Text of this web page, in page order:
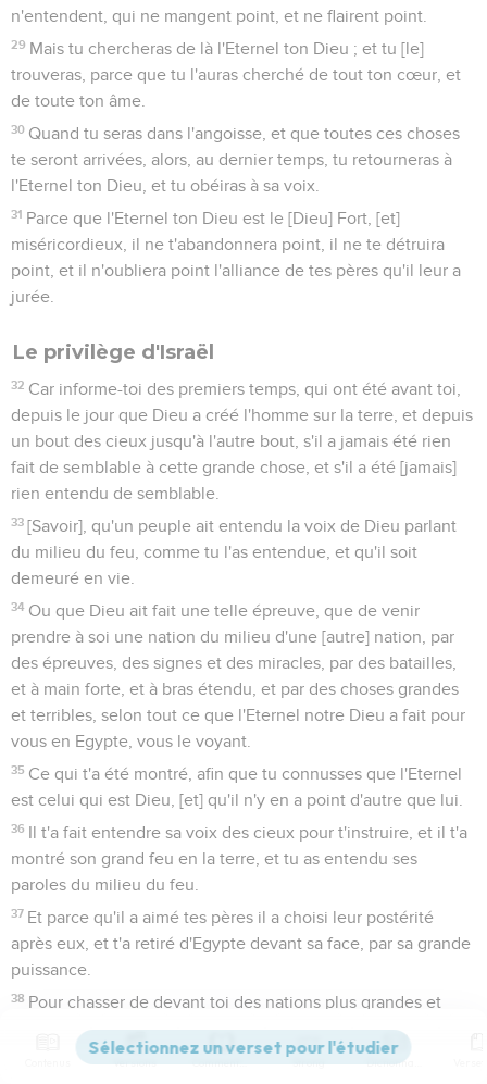
n'entendent, qui ne mangent point, et ne flairent point.
29 Mais tu chercheras de là l'Eternel ton Dieu ; et tu [le]
trouveras, parce que tu l'auras cherché de tout ton cœur, et
de toute ton âme.
30 Quand tu seras dans l'angoisse, et que toutes ces choses
te seront arrivées, alors, au dernier temps, tu retourneras à
l'Eternel ton Dieu, et tu obéiras à sa voix.
31 Parce que l'Eternel ton Dieu est le [Dieu] Fort, [et]
miséricordieux, il ne t'abandonnera point, il ne te détruira
point, et il n'oubliera point l'alliance de tes pères qu'il leur a
jurée.
Le privilège d'Israël
32 Car informe-toi des premiers temps, qui ont été avant toi,
depuis le jour que Dieu a créé l'homme sur la terre, et depuis
un bout des cieux jusqu'à l'autre bout, s'il a jamais été rien
fait de semblable à cette grande chose, et s'il a été [jamais]
rien entendu de semblable.
33 [Savoir], qu'un peuple ait entendu la voix de Dieu parlant
du milieu du feu, comme tu l'as entendue, et qu'il soit
demeuré en vie.
34 Ou que Dieu ait fait une telle épreuve, que de venir
prendre à soi une nation du milieu d'une [autre] nation, par
des épreuves, des signes et des miracles, par des batailles,
et à main forte, et à bras étendu, et par des choses grandes
et terribles, selon tout ce que l'Eternel notre Dieu a fait pour
vous en Egypte, vous le voyant.
35 Ce qui t'a été montré, afin que tu connusses que l'Eternel
est celui qui est Dieu, [et] qu'il n'y en a point d'autre que lui.
36 Il t'a fait entendre sa voix des cieux pour t'instruire, et il t'a
montré son grand feu en la terre, et tu as entendu ses
paroles du milieu du feu.
37 Et parce qu'il a aimé tes pères il a choisi leur postérité
après eux, et t'a retiré d'Egypte devant sa face, par sa grande
puissance.
38 Pour chasser de devant toi des nations plus grandes et
plus robustes que toi, pour t'introduire en leur pays, et pour
te le donner en héritage, comme il paraît aujourd'hui.
Versions Commentaires Strong